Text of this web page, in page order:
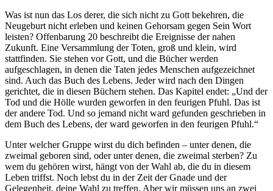
Was ist nun das Los derer, die sich nicht zu Gott bekehren, die
Neugeburt nicht erleben und keinen Gehorsam gegen Sein Wort
leisten? Offenbarung 20 beschreibt die Ereignisse der nahen
Zukunft. Eine Versammlung der Toten, groß und klein, wird
stattfinden. Sie stehen vor Gott, und die Bücher werden
aufgeschlagen, in denen die Taten jedes Menschen aufgezeichnet
sind. Auch das Buch des Lebens. Jeder wird nach den Dingen
gerichtet, die in diesen Büchern stehen. Das Kapitel endet: „Und der
Tod und die Hölle wurden geworfen in den feurigen Pfuhl. Das ist
der andere Tod. Und so jemand nicht ward gefunden geschrieben in
dem Buch des Lebens, der ward geworfen in den feurigen Pfuhl.“
Unter welcher Gruppe wirst du dich befinden – unter denen, die
zweimal geboren sind, oder unter denen, die zweimal sterben? Zu
wem du gehören wirst, hängt von der Wahl ab, die du in diesem
Leben triffst. Noch lebst du in der Zeit der Gnade und der
Gelegenheit, deine Wahl zu treffen. Aber wir müssen uns an zwei